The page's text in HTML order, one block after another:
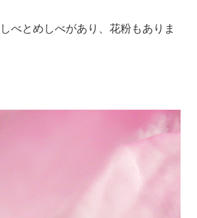
べとめしべがあり、花粉もありま